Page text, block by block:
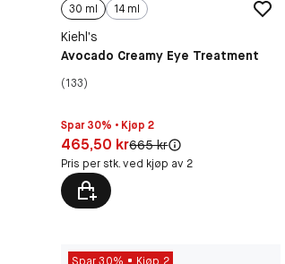
30 ml 14 ml
Kiehl’s
Avocado Creamy Eye Treatment
(133)
Spar 30% • Kjøp 2
Pris: 465,50 kr
465,50 krOriginal pris:
665 kr
Pris per stk. ved kjøp av 2